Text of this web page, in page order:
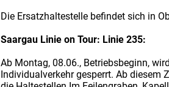
Die Ersatzhaltestelle befindet sich in
Saargau Linie on Tour: Linie 235:
Ab Montag, 08.06., Betriebsbeginn,
Individualverkehr gesperrt. Ab diesem